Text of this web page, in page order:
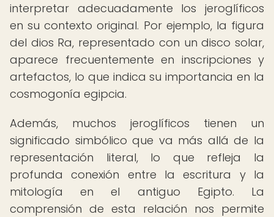
interpretar adecuadamente los jeroglíficos
en su contexto original. Por ejemplo, la figura
del dios Ra, representado con un disco solar,
aparece frecuentemente en inscripciones y
artefactos, lo que indica su importancia en la
cosmogonía egipcia.
Además, muchos jeroglíficos tienen un
significado simbólico que va más allá de la
representación literal, lo que refleja la
profunda conexión entre la escritura y la
mitología en el antiguo Egipto. La
comprensión de esta relación nos permite